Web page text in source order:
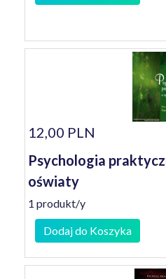
12,00 PLN
Psychologia
oświaty
1 produkt/y
Dodaj do Koszyka